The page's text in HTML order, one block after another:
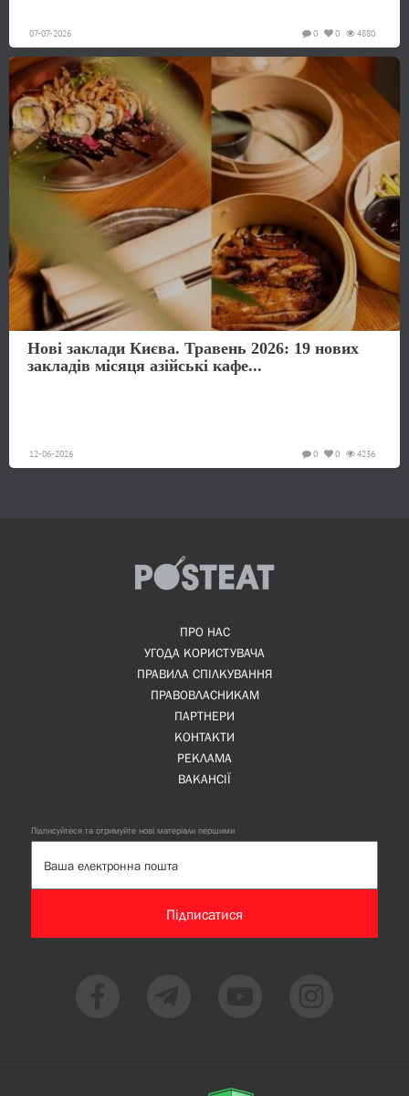
07-07-2026 4880
0
0
Нові заклади Києва. Травень 2026: 19 нових
закладів місяця азійські кафе...
12-06-2026 4236
0
0
ПРО НАС
УГОДА КОРИСТУВАЧА
ПРАВИЛА СПІЛКУВАННЯ
ПРАВОВЛАСНИКАМ
ПАРТНЕРИ
КОНТАКТИ
РЕКЛАМА
ВАКАНСІЇ
Підписуйтеся та отримуйте нові матеріали першими
Підписатися